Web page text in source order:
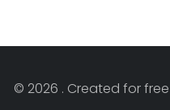
© 2026 . Created for